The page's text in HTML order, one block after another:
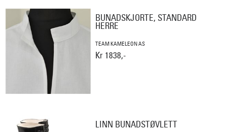
BUNADSKJORTE, STANDARD
HERRE
TEAM KAMELEON AS
Kr 1838,-
LINN BUNADSTØVLETT